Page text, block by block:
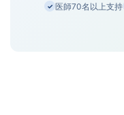
✓ 医師70名以上支持